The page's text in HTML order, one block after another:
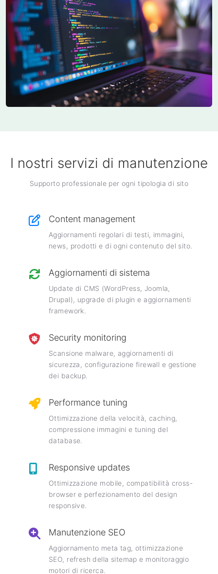
I nostri servizi di manutenzione
Supporto professionale per ogni tipologia di sito
Content management
Aggiornamenti regolari di testi, immagini,
news, prodotti e di ogni contenuto del sito.
Aggiornamenti di sistema
Update di CMS (WordPress, Joomla,
Drupal), upgrade di plugin e aggiornamenti
framework.
Security monitoring
Scansione malware, aggiornamenti di
sicurezza, configurazione firewall e gestione
dei backup.
Performance tuning
Ottimizzazione della velocità, caching,
compressione immagini e tuning del
database.
Responsive updates
Ottimizzazione mobile, compatibilità cross-
browser e perfezionamento del design
responsive.
Manutenzione SEO
Aggiornamento meta tag, ottimizzazione
SEO, refresh della sitemap e monitoraggio
motori di ricerca.